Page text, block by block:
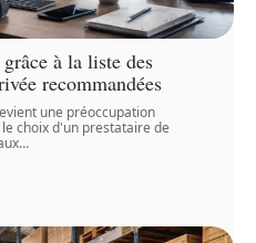
à la liste des
recommandées
une préoccupation
choix d'un prestataire de
…